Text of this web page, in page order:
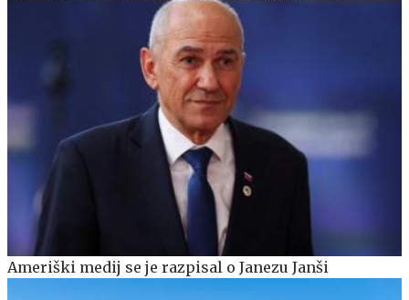
Ameriški medij se je razpisal o Janezu Janši